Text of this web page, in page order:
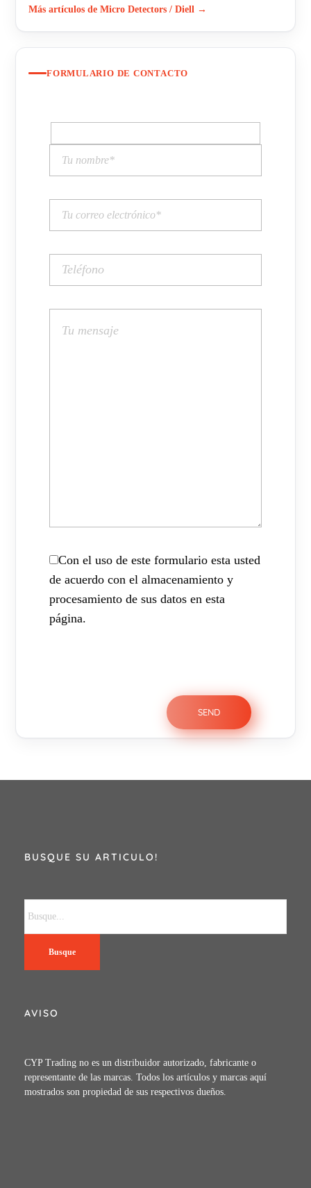
Más artículos de Micro Detectors / Diell →
FORMULARIO DE CONTACTO
Con el uso de este formulario esta usted
de acuerdo con el almacenamiento y
procesamiento de sus datos en esta
página.
BUSQUE SU ARTICULO!
Busque
AVISO
CYP Trading no es un distribuidor autorizado, fabricante o
representante de las marcas. Todos los artículos y marcas aquí
mostrados son propiedad de sus respectivos dueños.